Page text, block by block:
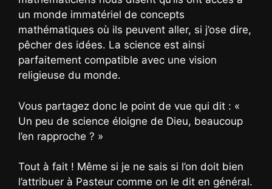
un monde immatériel de concepts
mathématiques où ils peuvent aller, si j’ose dire,
pêcher des idées. La science est ainsi
parfaitement compatible avec une vision
religieuse du monde.
Vous partagez donc le point de vue qui dit : «
Un peu de science éloigne de Dieu, beaucoup
l’en rapproche ? »
Tout à fait ! Même si je ne sais si l’on doit bien
l’attribuer à Pasteur comme on le dit en général.